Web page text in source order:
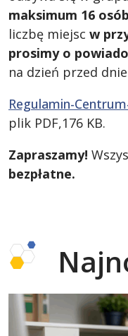
maksimum 16
liczbę miejsc w
prosimy o
na dzień przed
Regulamin-
plik PDF,176 KB.
Zapraszamy!
bezpłatne.